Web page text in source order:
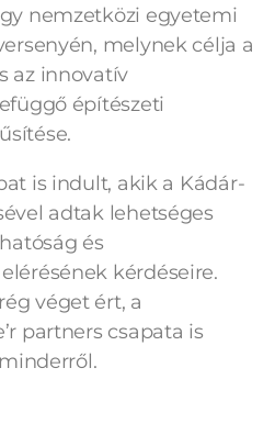
nemzetközi egyetemi
melynek célja a
az innovatív
építészeti
is indult, akik a Kádár-
adtak lehetséges
és
kérdéseire.
véget ért, a
partners csapata is